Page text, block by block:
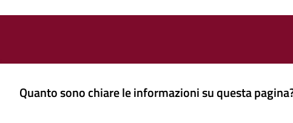
Quanto sono chiare le informazioni su questa